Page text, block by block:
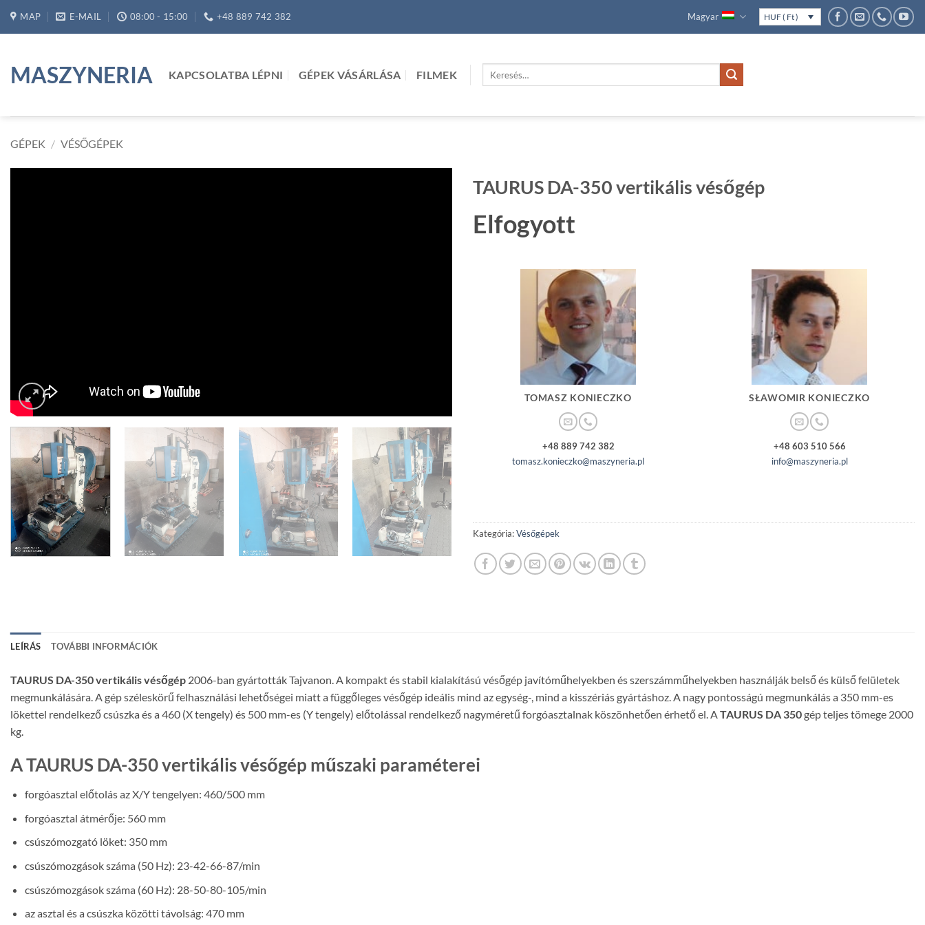
MAP E-MAIL 08:00 - 15:00 +48 889 742 382 Magyar HUF ( Ft )
MASZYNERIA KAPCSOLATBA LÉPNI GÉPEK VÁSÁRLÁSA FILMEK
Keresés
GÉPEK / VÉSŐGÉPEK
TAURUS DA-350 vertikális vésőgép
Elfogyott
TOMASZ KONIECZKO
+48 889 742 382
tomasz.konieczko@maszyneria.pl
SŁAWOMIR KONIECZKO
+48 603 510 566
info@maszyneria.pl
Kategória:Vésőgépek
LEÍRÁS TOVÁBBI INFORMÁCIÓK
TAURUS DA-350 vertikális vésőgép 2006-ban gyártották Tajvanon. A kompakt és stabil kialakítású vésőgép javítóműhelyekben és szerszámműhelyekben használják belső és külső felületek
megmunkálására. A gép széleskörű felhasználási lehetőségei miatt a függőleges vésőgép ideális mind az egység-, mind a kisszériás gyártáshoz. A nagy pontosságú megmunkálás a 350 mm-es
lökettel rendelkező csúszka és a 460 (X tengely) és 500 mm-es (Y tengely) előtolással rendelkező nagyméretű forgóasztalnak köszönhetően érhető el. A TAURUS DA 350gép teljes tömege 2000
kg.
A TAURUS DA-350 vertikális vésőgép műszaki paraméterei
forgóasztal előtolás az X/Y tengelyen: 460/500 mm
forgóasztal átmérője: 560 mm
csúszómozgató löket: 350 mm
csúszómozgások száma (50 Hz): 23-42-66-87/min
csúszómozgások száma (60 Hz): 28-50-80-105/min
az asztal és a csúszka közötti távolság: 470 mm